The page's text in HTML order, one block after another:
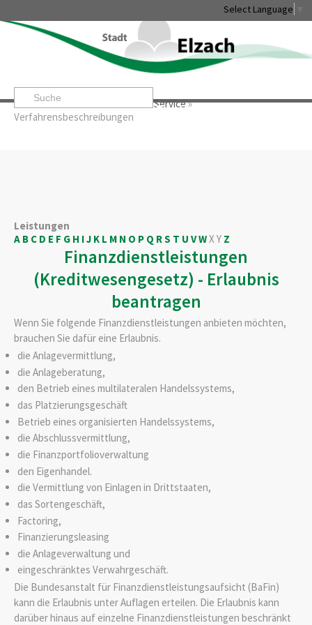
Select Language
Startseite» »Service»
Verfahrensbeschreibungen
Leben & Erleben Rathaus & Service
Leistungen
A B C D E F G H IJ K L M N O P Q RS T U VWXY Z
Finanzdienstleistungen
(Kreditwesengesetz) - Erlaubnis
beantragen
Wenn Sie folgende Finanzdienstleistungen anbieten möchten,
brauchen Sie dafür eine Erlaubnis.
die Anlagevermittlung,
die Anlageberatung,
den Betrieb eines multilateralen Handelssystems,
das Platzierungsgeschäft
Betrieb eines organisierten Handelssystems,
die Abschlussvermittlung,
die Finanzportfolioverwaltung
den Eigenhandel.
die Vermittlung von Einlagen in Drittstaaten,
das Sortengeschäft,
Factoring,
Finanzierungsleasing
die Anlageverwaltung und
eingeschränktes Verwahrgeschäft.
Die Bundesanstalt für Finanzdienstleistungsaufsicht (BaFin)
kann die Erlaubnis unter Auflagen erteilen. Die Erlaubnis kann
darüber hinaus auf einzelne Finanzdienstleistungen beschränkt